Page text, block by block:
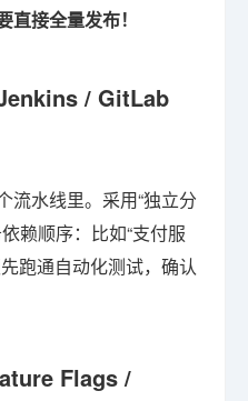
直接全量发布！
/ GitLab
流水线里。采用“独立分
赖顺序：比如“支付服
跑通自动化测试，确认
Flags /